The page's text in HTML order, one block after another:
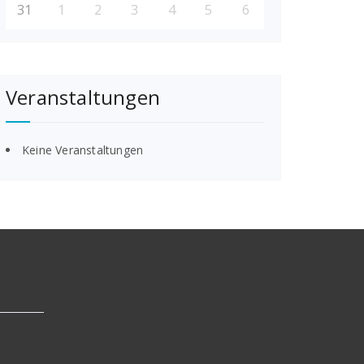
31 1 2 3 4 5 6
Veranstaltungen
Keine Veranstaltungen